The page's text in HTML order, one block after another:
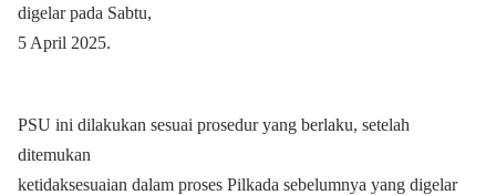
digelar pada Sabtu,
5 April 2025.
PSU ini dilakukan sesuai prosedur yang berlaku, setelah
ditemukan
ketidaksesuaian dalam proses Pilkada sebelumnya yang digelar